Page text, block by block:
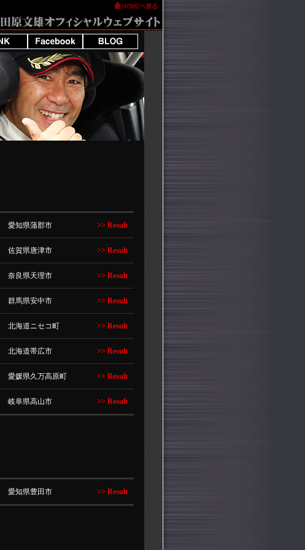
愛知県蒲郡市 >> Result
佐賀県唐津市 >> Result
奈良県天理市 >> Result
群馬県安中市 >> Result
北海道ニセコ町 >> Result
北海道帯広市 >> Result
愛媛県久万高原町 >> Result
岐阜県高山市 >> Result
愛知県豊田市 >> Result